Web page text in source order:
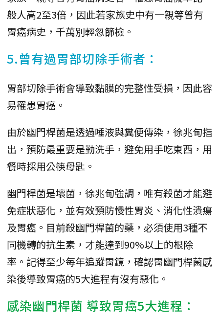
般人高2至3倍，因此若家族史中有一親等曾有
胃癌病史，千萬別輕忽篩檢。
5.曾有過胃部切除手術者：
胃部切除手術會導致黏膜的完整性受損，因此容
易罹患胃癌。
由於幽門桿菌是透過唾液與糞便傳染，徐兆甸指
出，預防最重要是勤洗手，避免用手吃東西，用
餐時採用公筷母匙。
幽門桿菌是壞菌，徐兆甸強調，唯有殺菌才能避
免症狀惡化，並有效預防慢性胃炎、消化性潰瘍
及胃癌。目前殺幽門桿菌的藥，必須使用3種不
同機轉的抗生素，才能達到90%以上的根除
率。記得至少每年追蹤胃鏡，確認胃幽門桿菌感
染後導致胃癌的5大進程有沒有惡化。
感染幽門桿菌 導致胃癌5大進程：